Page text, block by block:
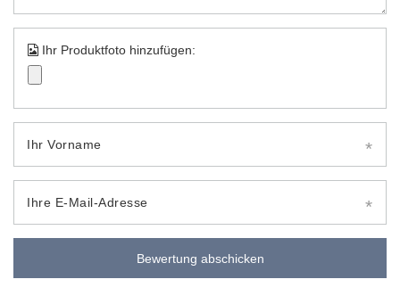
Ihr Produktfoto hinzufügen:
Ihr Vorname
Ihre E-Mail-Adresse
Bewertung abschicken